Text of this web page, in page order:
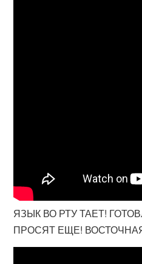
ЯЗЫК ВО РТУ ТАЕТ!
ПРОСЯТ ЕЩЕ!